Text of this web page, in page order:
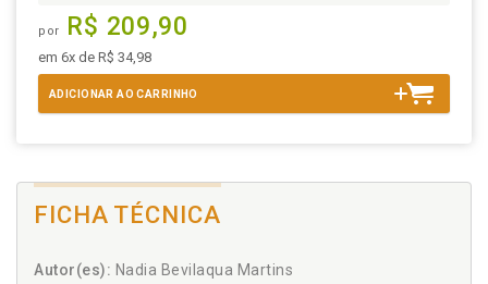
por R$ 209,90
em 6x de R$ 34,98
ADICIONAR AO CARRINHO
FICHA TÉCNICA
Autor(es): Nadia Bevilaqua Martins